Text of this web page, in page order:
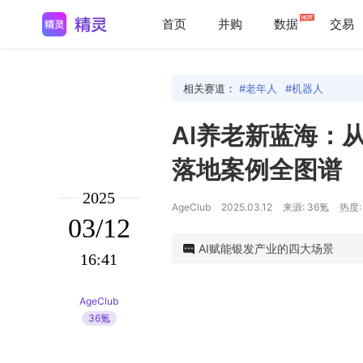
首页 并购 数据 交易
2025
03/12
16:41
AgeClub
36氪
相关赛道： 老年人 机器人
AI养老新蓝海：
落地案例全图谱
AgeClub 2025.03.12 来源: 36氪 热度
AI赋能银发产业的四大场景